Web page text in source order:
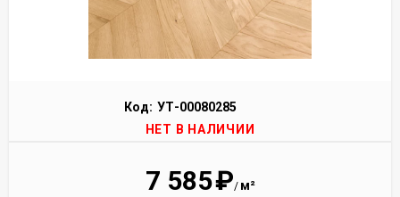
Код: УТ-00080285
НЕТ В НАЛИЧИИ
7 585₽/ м²